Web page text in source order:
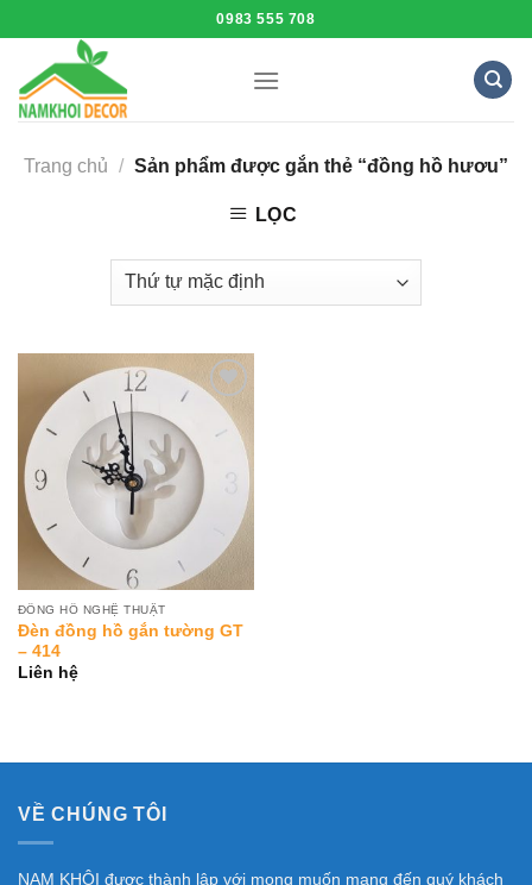
to
content
0983 555 708
Trang chủ / Sản phẩm được gắn thẻ “đồng hồ hươu”
LỌC
Add to
Wishlist
ĐỒNG HỒ NGHỆ THUẬT
Đèn đồng hồ gắn tường GT
– 414
Liên hệ
VỀ CHÚNG TÔI
NAM KHÔI được thành lập với mong muốn mang đến quý khách